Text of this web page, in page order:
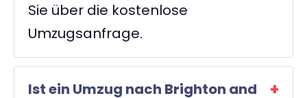
Sie über die kostenlose
Umzugsanfrage.
Ist ein Umzug nach Brighton and